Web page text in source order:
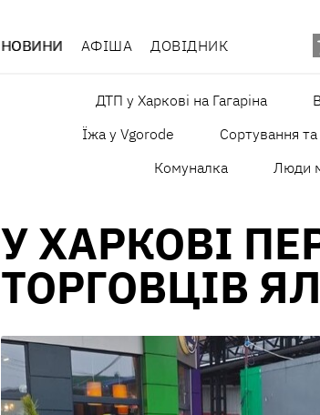
НОВИНИ АФІША ДОВІДНИК
ДТП у Харкові на Гагаріна
Їжа у Vgorode
Сортування
Комуналка
Люди
У ХАРКОВІ
ТОРГОВЦІВ